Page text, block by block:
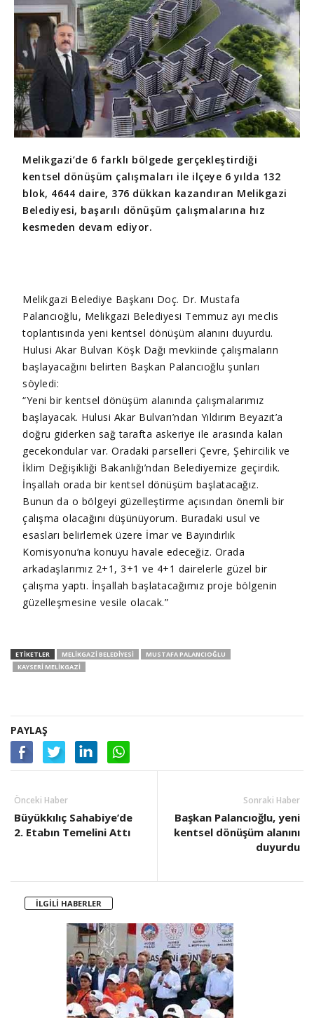
Melikgazi’de 6 farklı bölgede gerçekleştirdiği
kentsel dönüşüm çalışmaları ile ilçeye 6 yılda 132
blok, 4644 daire, 376 dükkan kazandıran Melikgazi
Belediyesi, başarılı dönüşüm çalışmalarına hız
kesmeden devam ediyor.
Melikgazi Belediye Başkanı Doç. Dr. Mustafa
Palancıoğlu, Melikgazi Belediyesi Temmuz ayı meclis
toplantısında yeni kentsel dönüşüm alanını duyurdu.
Hulusi Akar Bulvarı Köşk Dağı mevkiinde çalışmaların
başlayacağını belirten Başkan Palancıoğlu şunları
söyledi:
“Yeni bir kentsel dönüşüm alanında çalışmalarımız
başlayacak. Hulusi Akar Bulvarı’ndan Yıldırım Beyazıt’a
doğru giderken sağ tarafta askeriye ile arasında kalan
gecekondular var. Oradaki parselleri Çevre, Şehircilik ve
İklim Değişikliği Bakanlığı’ndan Belediyemize geçirdik.
İnşallah orada bir kentsel dönüşüm başlatacağız.
Bunun da o bölgeyi güzelleştirme açısından önemli bir
çalışma olacağını düşünüyorum. Buradaki usul ve
esasları belirlemek üzere İmar ve Bayındırlık
Komisyonu’na konuyu havale edeceğiz. Orada
arkadaşlarımız 2+1, 3+1 ve 4+1 dairelerle güzel bir
çalışma yaptı. İnşallah başlatacağımız proje bölgenin
güzelleşmesine vesile olacak.”
ETIKETLER MELIKGAZI BELEDIYESI
MUSTAFA PALANCIOĞLU
KAYSERI MELIKGAZI
PAYLAŞ
Önceki Haber
Büyükkılıç Sahabiye’de
2. Etabın Temelini Attı
Sonraki Haber
Başkan Palancıoğlu, yeni
kentsel dönüşüm alanını
duyurdu
İLGİLİ HABERLER